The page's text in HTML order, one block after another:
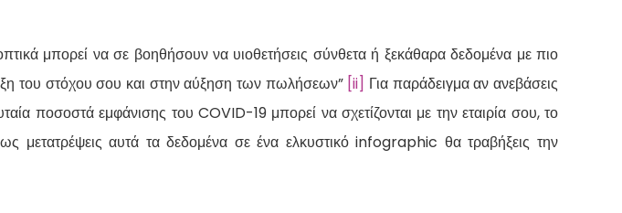
μπορεί να σε βοηθήσουν να υιοθετήσεις σύνθετα ή ξεκάθαρα δεδομένα με πιο
του στόχου σου και στην αύξηση των πωλήσεων” [ii] Για παράδειγμα αν ανεβάσεις
ποσοστά εμφάνισης του COVID-19 μπορεί να σχετίζονται με την εταιρία σου, το
μετατρέψεις αυτά τα δεδομένα σε ένα ελκυστικό infographic θα τραβήξεις την